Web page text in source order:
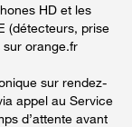
HD et les
(détecteurs, prise
sur orange.fr
sur rendez-
appel au Service
d’attente avant